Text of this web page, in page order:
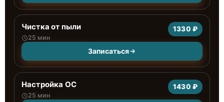
Чистка от пыли
25 мин
1330 ₽
Записаться
Настройка ОС
25 мин
1430 ₽